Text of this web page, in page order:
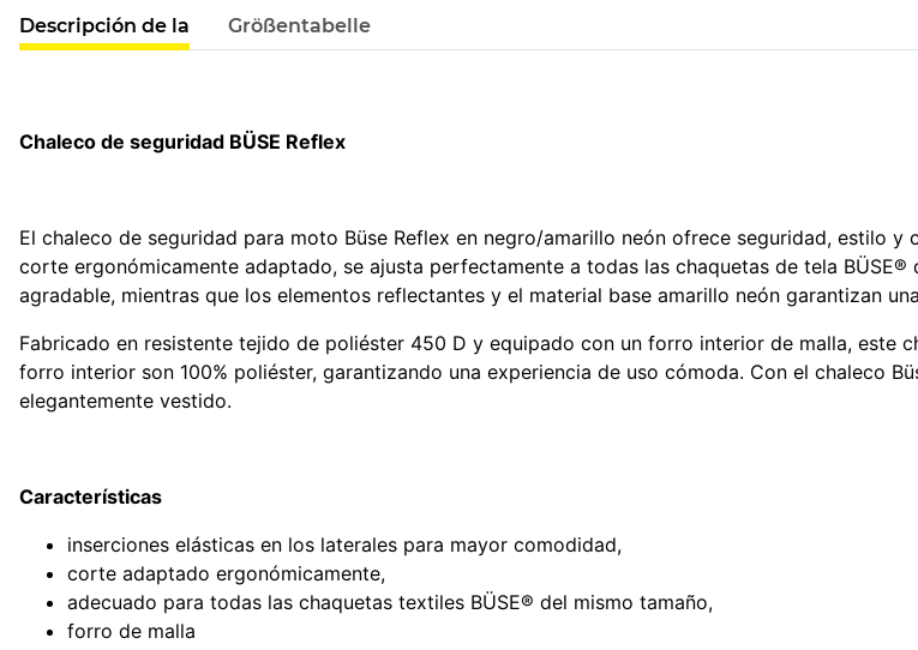
#productDetails.showMoreTabs#
Descripción de la Größentabelle
Chaleco de seguridad BÜSE Reflex
El chaleco de seguridad para moto Büse Reflex en negro/amarillo neón ofrece seguridad, estilo
corte ergonómicamente adaptado, se ajusta perfectamente a todas las chaquetas de tela
agradable, mientras que los elementos reflectantes y el material base amarillo neón garantizan
Fabricado en resistente tejido de poliéster 450 D y equipado con un forro interior de malla, este
forro interior son 100% poliéster, garantizando una experiencia de uso cómoda. Con el chaleco
elegantemente vestido.
Características
inserciones elásticas en los laterales para mayor comodidad,
corte adaptado ergonómicamente,
adecuado para todas las chaquetas textiles BÜSE® del mismo tamaño,
forro de malla